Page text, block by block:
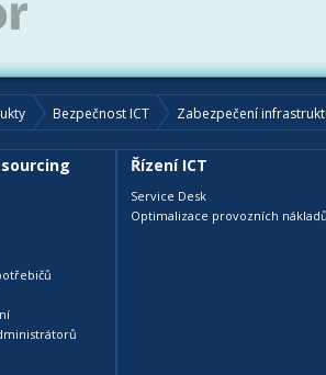
Bezpečnost ICT Zabezpečení
Řízení ICT
Service Desk
Optimalizace provozních